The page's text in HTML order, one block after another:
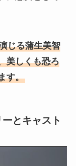
じる蒲生美智
美しくも恐ろ
す。
とキャスト